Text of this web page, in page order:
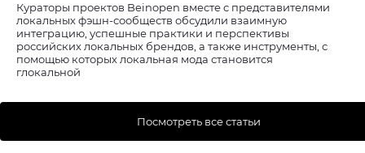
Кураторы проектов Beinopen вместе с представителями
локальных фэшн-сообществ обсудили взаимную
интеграцию, успешные практики и перспективы
российских локальных брендов, а также инструменты, с
помощью которых локальная мода становится
глокальной
Посмотреть все статьи